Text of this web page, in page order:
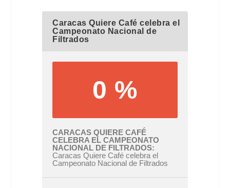
Caracas Quiere Café celebra el
Campeonato Nacional de
Filtrados
0 %
CARACAS QUIERE CAFÉ
CELEBRA EL CAMPEONATO
NACIONAL DE FILTRADOS
Caracas Quiere Café celebra el
Campeonato Nacional de Filtrados